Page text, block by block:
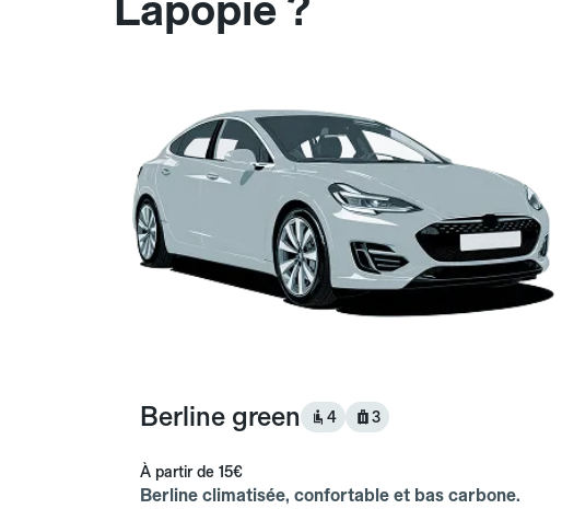
Berline green 4 3
À partir de 15€
Berline climatisée, confortable et bas carbone.